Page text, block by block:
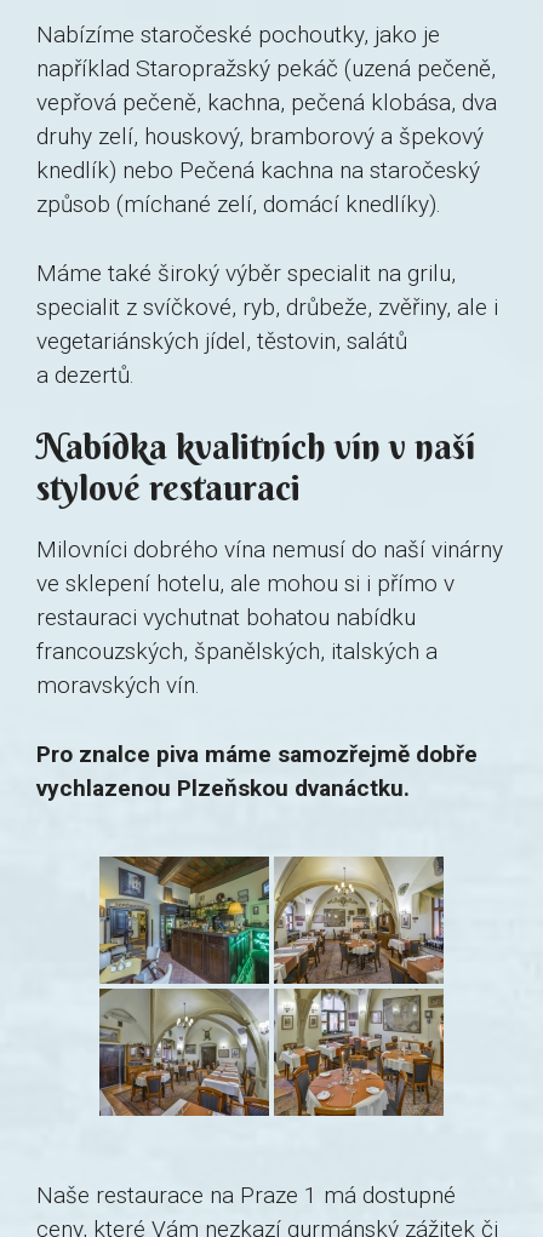
Nabízíme staročeské pochoutky, jako je
například Staropražský pekáč (uzená pečeně,
vepřová pečeně, kachna, pečená klobása, dva
druhy zelí, houskový, bramborový a špekový
knedlík) nebo Pečená kachna na staročeský
způsob (míchané zelí, domácí knedlíky).
Máme také široký výběr specialit na grilu,
specialit z svíčkové, ryb, drůbeže, zvěřiny, ale i
vegetariánských jídel, těstovin, salátů
a dezertů.
Nabídka kvalitních vín v naší
stylové restauraci
Milovníci dobrého vína nemusí do naší vinárny
ve sklepení hotelu, ale mohou si i přímo v
restauraci vychutnat bohatou nabídku
francouzských, španělských, italských a
moravských vín.
Pro znalce piva máme samozřejmě dobře
vychlazenou Plzeňskou dvanáctku.
Naše restaurace na Praze 1 má dostupné
ceny, které Vám nezkazí gurmánský zážitek či